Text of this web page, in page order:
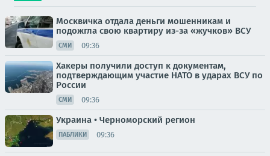
Москвичка отдала деньги мошенникам и
подожгла свою квартиру из-за «жучков» ВСУ
СМИ 09:36
Хакеры получили доступ к документам,
подтверждающим участие НАТО в ударах ВСУ по
России
СМИ 09:36
Украина • Черноморский регион
ПАБЛИКИ 09:36